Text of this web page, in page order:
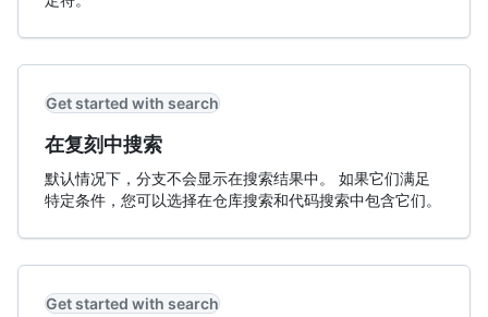
Get started with search
在复刻中搜索
默认情况下，分支不会显示在搜索结果中。 如果它们满足
特定条件，您可以选择在仓库搜索和代码搜索中包含它们。
Get started with search